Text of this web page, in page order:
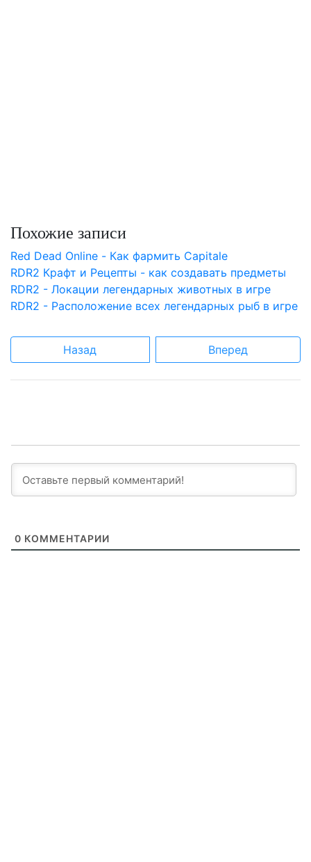
Похожие записи
Red Dead Online - Как фармить Capitale
RDR2 Крафт и Рецепты - как создавать предметы
RDR2 - Локации легендарных животных в игре
RDR2 - Расположение всех легендарных рыб в игре
Назад Вперед
0 КОММЕНТАРИИ